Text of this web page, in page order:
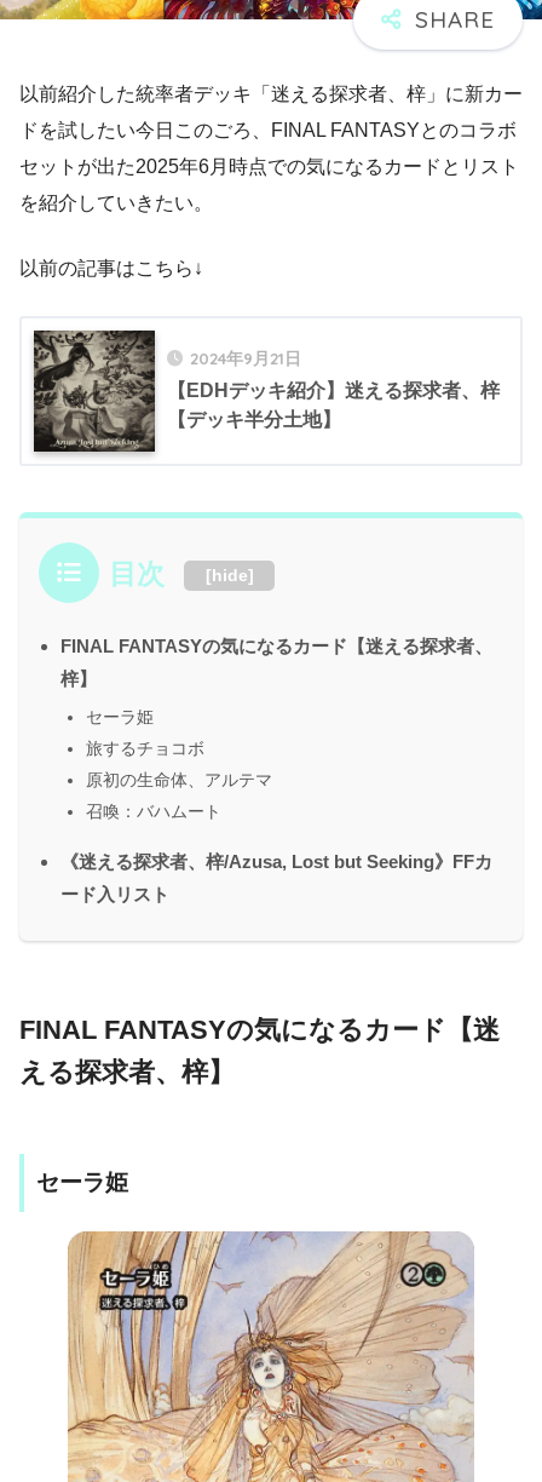
以前紹介した統率者デッキ「迷える探求者、梓」に新カー
ドを試したい今日このごろ、FINAL FANTASYとのコラボ
セットが出た2025年6月時点での気になるカードとリスト
を紹介していきたい。
以前の記事はこちら↓
2024年9月21日
【EDHデッキ紹介】迷える探求者、梓
【デッキ半分土地】
目次 [hide]
FINAL FANTASYの気になるカード【迷える探求者、
梓】
セーラ姫
旅するチョコボ
原初の生命体、アルテマ
召喚：バハムート
《迷える探求者、梓/Azusa, Lost but Seeking》FFカ
ード入リスト
FINAL FANTASYの気になるカード【迷
える探求者、梓】
セーラ姫